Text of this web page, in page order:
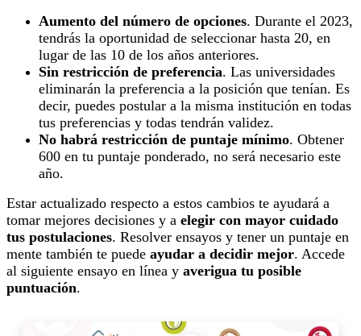
Aumento del número de opciones. Durante el 2023,
tendrás la oportunidad de seleccionar hasta 20, en
lugar de las 10 de los años anteriores.
Sin restricción de preferencia. Las universidades
eliminarán la preferencia a la posición que tenían. Es
decir, puedes postular a la misma institución en todas
tus preferencias y todas tendrán validez.
No habrá restricción de puntaje mínimo. Obtener
600 en tu puntaje ponderado, no será necesario este
año.
Estar actualizado respecto a estos cambios te ayudará a
tomar mejores decisiones y a elegir con mayor cuidado
tus postulaciones. Resolver ensayos y tener un puntaje en
mente también te puede ayudar a decidir mejor. Accede
al siguiente ensayo en línea y averigua tu posible
puntuación.